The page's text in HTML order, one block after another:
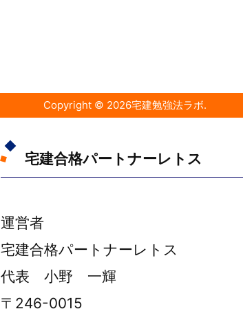
Copyright © 2026宅建勉強法ラボ.
宅建合格パートナーレトス
運営者
宅建合格パートナーレトス
代表 小野 一輝
〒246-0015